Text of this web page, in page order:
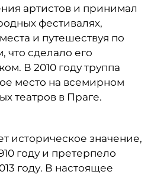
артистов и принимал
фестивалях,
и путешествуя по
что сделало его
В 2010 году труппа
место на всемирном
театров в Праге.
историческое значение,
году и претерпело
году. В настоящее